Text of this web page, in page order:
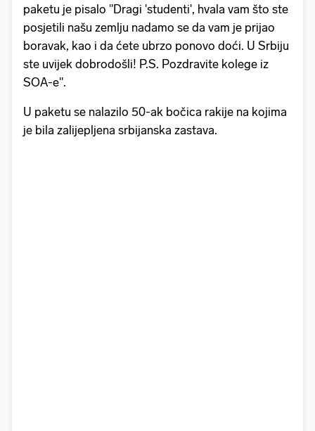
paketu je pisalo "Dragi 'studenti', hvala vam što ste
posjetili našu zemlju nadamo se da vam je prijao
boravak, kao i da ćete ubrzo ponovo doći. U Srbiju
ste uvijek dobrodošli! P.S. Pozdravite kolege iz
SOA-e".
U paketu se nalazilo 50-ak bočica rakije na kojima
je bila zalijepljena srbijanska zastava.